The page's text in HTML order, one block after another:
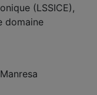
(LSSICE),
domaine